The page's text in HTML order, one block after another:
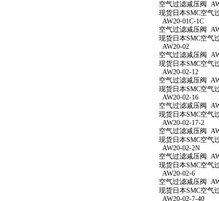
空气过滤减压阀
现货日本SMC空气
AW20-01C-1C
空气过滤减压阀
现货日本SMC空气
AW20-02
空气过滤减压阀
现货日本SMC空气
AW20-02-12
空气过滤减压阀
现货日本SMC空气
AW20-02-16
空气过滤减压阀
现货日本SMC空气
AW20-02-17-2
空气过滤减压阀
现货日本SMC空气
AW20-02-2N
空气过滤减压阀
现货日本SMC空气
AW20-02-6
空气过滤减压阀
现货日本SMC空气
AW20-02-7-40